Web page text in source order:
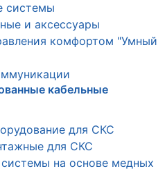
системы
и аксессуары
комфортом "Умный
кабельные
для СКС
для СКС
на основе медных